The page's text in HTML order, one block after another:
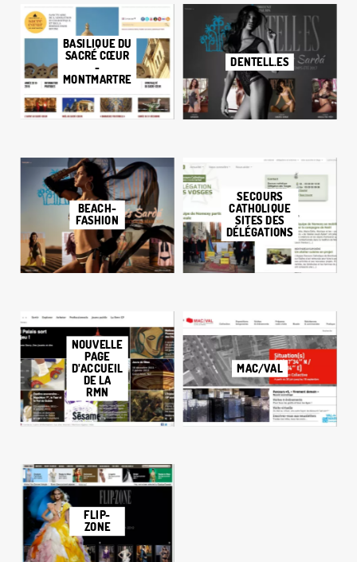
BASILIQUE DU
SACRÉ CŒUR
-
MONTMARTRE
DENTELL.ES
BEACH-
FASHION
SECOURS
CATHOLIQUE
SITES DES
DÉLÉGATIONS
NOUVELLE
PAGE
D’ACCUEIL
DE LA
RMN
MAC/VAL
FLIP-
ZONE